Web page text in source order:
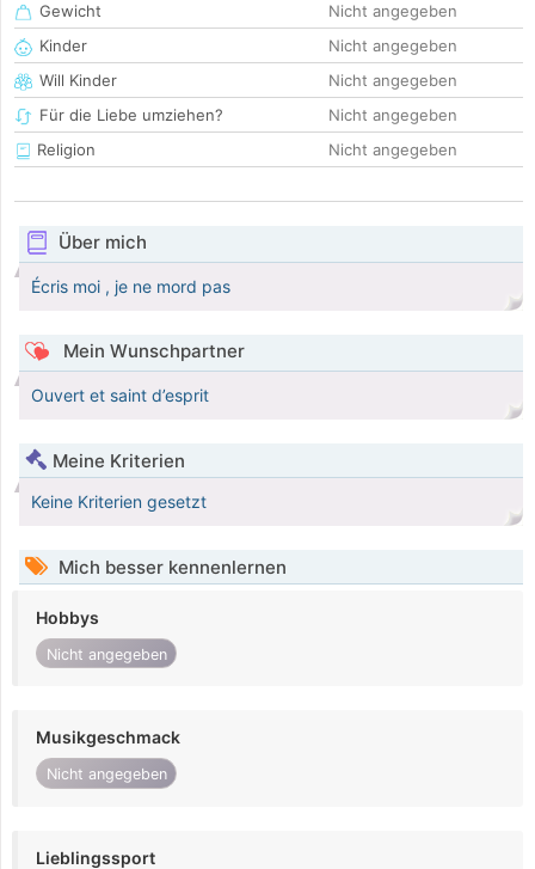
Gewicht
Nicht angegeben
Kinder
Nicht angegeben
Will Kinder
Nicht angegeben
Für die Liebe umziehen?
Nicht angegeben
Religion
Nicht angegeben
Über mich
Écris moi , je ne mord pas
Mein Wunschpartner
Ouvert et saint d’esprit
Meine Kriterien
Keine Kriterien gesetzt
Mich besser kennenlernen
Hobbys
Nicht angegeben
Musikgeschmack
Nicht angegeben
Lieblingssport